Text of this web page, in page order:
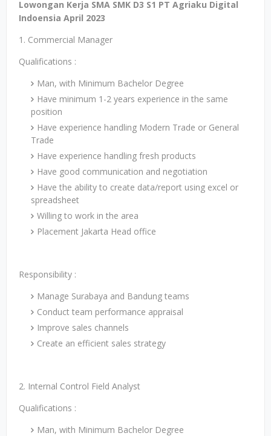
Lowongan Kerja SMA SMK D3 S1 PT Agriaku Digital
Indoensia April 2023
1. Commercial Manager
Qualifications :
Man, with Minimum Bachelor Degree
Have minimum 1-2 years experience in the same
position
Have experience handling Modern Trade or General
Trade
Have experience handling fresh products
Have good communication and negotiation
Have the ability to create data/report using excel or
spreadsheet
Willing to work in the area
Placement Jakarta Head office
Responsibility :
Manage Surabaya and Bandung teams
Conduct team performance appraisal
Improve sales channels
Create an efficient sales strategy
2. Internal Control Field Analyst
Qualifications :
Man, with Minimum Bachelor Degree